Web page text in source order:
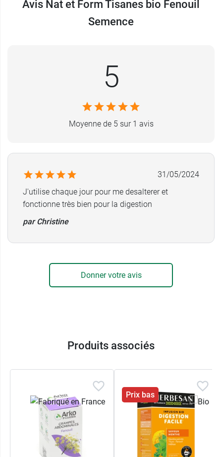
Avis Nat et Form Tisanes bio Fenouil
Semence
5
Moyenne de 5 sur 1 avis
31/05/2024
J'utilise chaque jour pour me desalterer et
fonctionne très bien pour la digestion
par Christine
Donner votre avis
Produits associés
Prix bas